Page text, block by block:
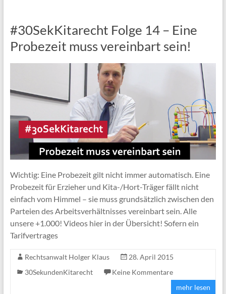
#30SekKitarecht Folge 14 – Eine
Probezeit muss vereinbart sein!
Wichtig: Eine Probezeit gilt nicht immer automatisch. Eine
Probezeit für Erzieher und Kita-/Hort-Träger fällt nicht
einfach vom Himmel – sie muss grundsätzlich zwischen den
Parteien des Arbeitsverhältnisses vereinbart sein. Alle
unsere +1.000! Videos hier in der Übersicht! Sofern ein
Tarifvertrages
Rechtsanwalt Holger Klaus
28. April 2015
30SekundenKitarecht
Keine Kommentare
mehr lesen